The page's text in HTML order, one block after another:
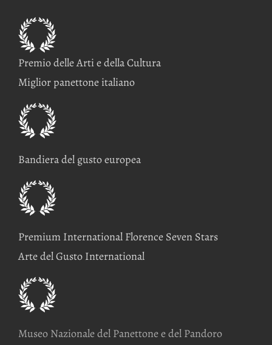
Premio delle Arti e della Cultura
Miglior panettone italiano
Bandiera del gusto europea
Premium International Florence Seven Stars
Arte del Gusto International
Museo Nazionale del Panettone e del Pandoro